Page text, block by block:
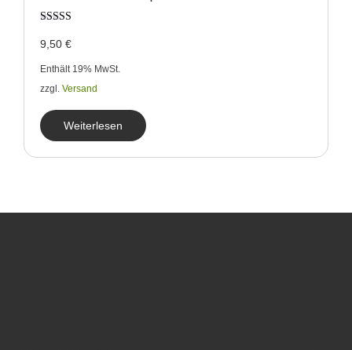
mit
von 5
9,50 €
Enthält 19% MwSt.
zzgl. Versand
Weiterlesen